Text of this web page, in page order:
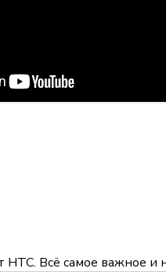
НТС. Всё самое важное